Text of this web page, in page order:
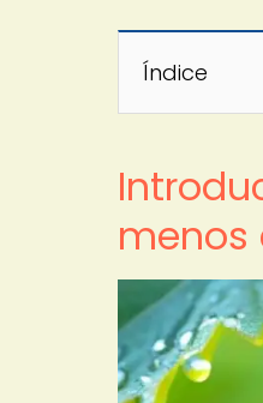
Índice
menos